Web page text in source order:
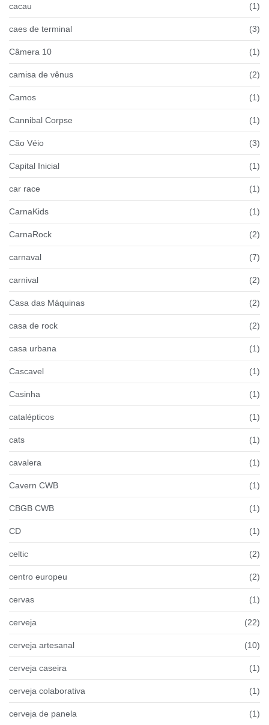
cacau (1)
caes de terminal (3)
Câmera 10 (1)
camisa de vênus (2)
Camos (1)
Cannibal Corpse (1)
Cão Véio (3)
Capital Inicial (1)
car race (1)
CarnaKids (1)
CarnaRock (2)
carnaval (7)
carnival (2)
Casa das Máquinas (2)
casa de rock (2)
casa urbana (1)
Cascavel (1)
Casinha (1)
catalépticos (1)
cats (1)
cavalera (1)
Cavern CWB (1)
CBGB CWB (1)
CD (1)
celtic (2)
centro europeu (2)
cervas (1)
cerveja (22)
cerveja artesanal (10)
cerveja caseira (1)
cerveja colaborativa (1)
cerveja de panela (1)